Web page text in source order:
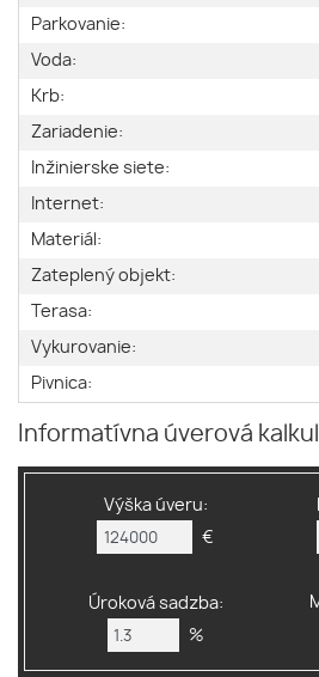
Parkovanie:
Voda:
Krb:
Zariadenie:
Inžinierske siete:
Internet:
Materiál:
Zateplený objekt:
Terasa:
Vykurovanie:
Pivnica:
Informatívna úverová
Výška úveru:
€
Úroková sadzba:
%